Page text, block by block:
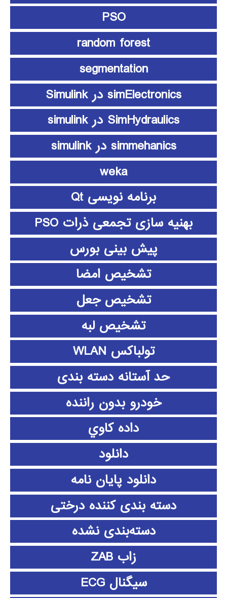
PSO
random forest
segmentation
simElectronics در Simulink
SimHydraulics در simulink
simmehanics در simulink
weka
برنامه نویسی Qt
بهنیه سازی تجمعی ذرات PSO
پیش بینی بورس
تشخیص امضا
تشخیص جعل
تشخیص لبه
تولباکس WLAN
حد آستانه دسته بندی
خودرو بدون راننده
داده كاوي
دانلود
دانلود پايان نامه
دسته بندی کننده درختی
دسته‌بندی نشده
زاب ZAB
سیگنال ECG